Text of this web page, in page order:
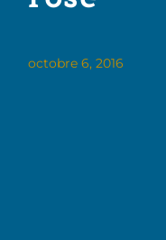
octobre 6, 2016